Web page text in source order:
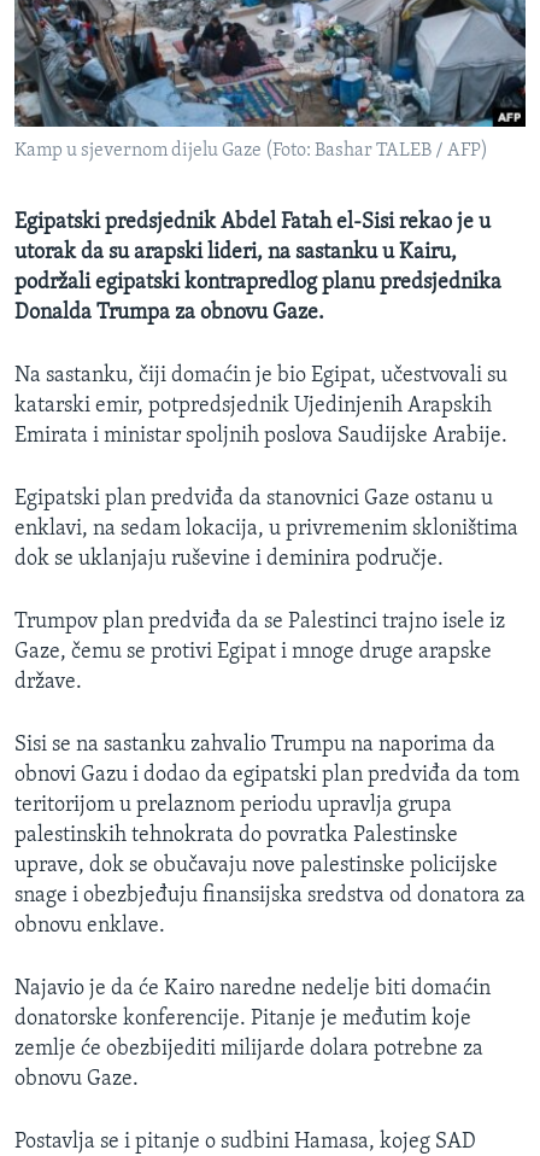
MAGAZIN
O GLASU AMERIKE
Learning English
Jezici
Kamp u sjevernom dijelu Gaze (Foto: Bashar TALEB / AFP)
Egipatski predsjednik Abdel Fatah el-Sisi rekao je u
utorak da su arapski lideri, na sastanku u Kairu,
podržali egipatski kontrapredlog planu predsjednika
Donalda Trumpa za obnovu Gaze.
Na sastanku, čiji domaćin je bio Egipat, učestvovali su
katarski emir, potpredsjednik Ujedinjenih Arapskih
Emirata i ministar spoljnih poslova Saudijske Arabije.
Egipatski plan predviđa da stanovnici Gaze ostanu u
enklavi, na sedam lokacija, u privremenim skloništima
dok se uklanjaju ruševine i deminira područje.
Trumpov plan predviđa da se Palestinci trajno isele iz
Gaze, čemu se protivi Egipat i mnoge druge arapske
države.
Sisi se na sastanku zahvalio Trumpu na naporima da
obnovi Gazu i dodao da egipatski plan predviđa da tom
teritorijom u prelaznom periodu upravlja grupa
palestinskih tehnokrata do povratka Palestinske
uprave, dok se obučavaju nove palestinske policijske
snage i obezbjeđuju finansijska sredstva od donatora za
obnovu enklave.
Najavio je da će Kairo naredne nedelje biti domaćin
donatorske konferencije. Pitanje je međutim koje
zemlje će obezbijediti milijarde dolara potrebne za
obnovu Gaze.
Postavlja se i pitanje o sudbini Hamasa, kojeg SAD